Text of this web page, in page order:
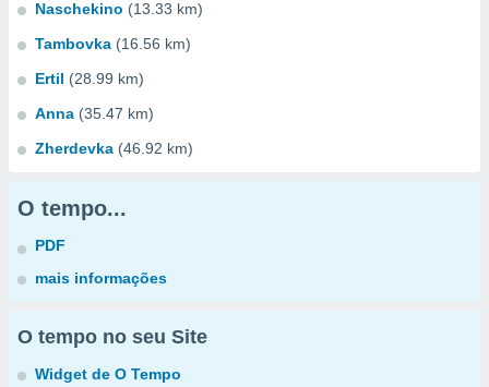
Naschekino (13.33 km)
Tambovka (16.56 km)
Ertil (28.99 km)
Anna (35.47 km)
Zherdevka (46.92 km)
O tempo...
PDF
mais informações
O tempo no seu Site
Widget de O Tempo